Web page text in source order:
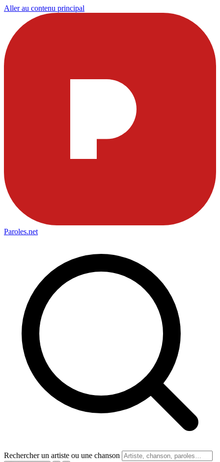
Aller au contenu principal
Paroles.net
Rechercher un artiste ou une chanson